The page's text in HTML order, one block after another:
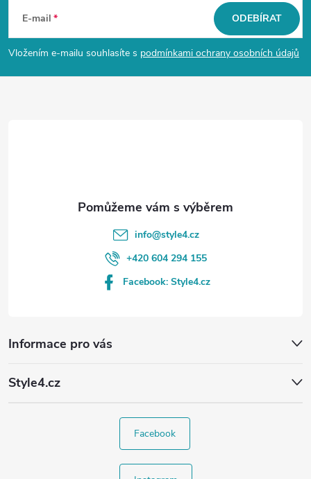
p
a
E-mail
Vložením e-mailu souhlasíte s podmínkami ochrany osobních údajů
ODEBÍRAT
Informace pro vás
Style4.cz
info@style4.cz
+420 604 294 155
Facebook: Style4.cz
Facebook